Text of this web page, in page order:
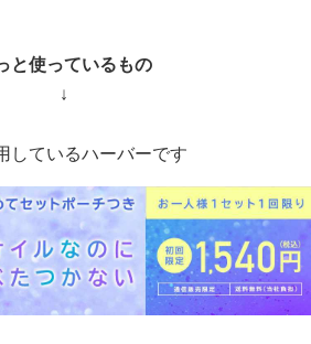
と使っているもの
↓
しているハーバーです